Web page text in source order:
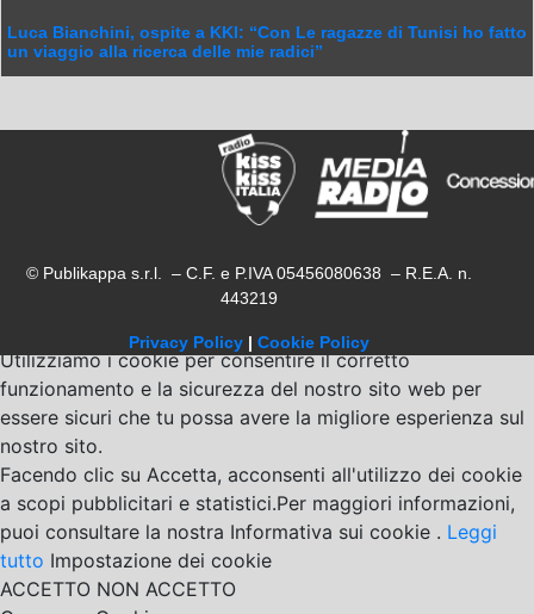
Luca Bianchini, ospite a KKI: “Con Le ragazze di Tunisi ho fatto
un viaggio alla ricerca delle mie radici”
© Publikappa s.r.l. – C.F. e P.IVA 05456080638 – R.E.A. n.
443219
Privacy Policy | Cookie Policy
Utilizziamo i cookie per consentire il corretto
funzionamento e la sicurezza del nostro sito web per
essere sicuri che tu possa avere la migliore esperienza sul
nostro sito.
Facendo clic su Accetta, acconsenti all'utilizzo dei cookie
a scopi pubblicitari e statistici.Per maggiori informazioni,
puoi consultare la nostra Informativa sui cookie . Leggi
tutto Impostazione dei cookie
ACCETTO NON ACCETTO